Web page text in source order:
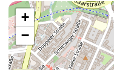
+
−